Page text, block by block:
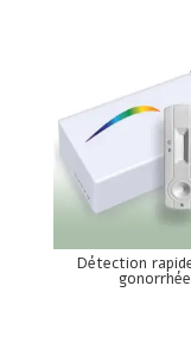
Détection
gonorrhée